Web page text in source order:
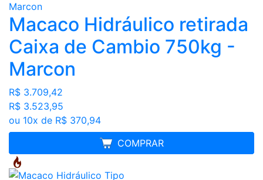
Macaco Hidráulico retirada
Caixa de Cambio 750kg -
Marcon
R$ 3.709,42
R$ 3.523,95
ou 10x de R$ 370,94
COMPRAR
MELHOR PREÇO